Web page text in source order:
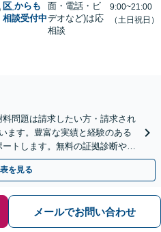
区 からも
相談受付中
面・電話・ビ
デオなど)は応
相談
9:00~21:00
（土日祝日）
料問題は請求したい方・請求され
ます。豊富な実績と経験のある
トします。無料の証拠診断や着
てご相談ください。
を見る
メールでお問い合わせ